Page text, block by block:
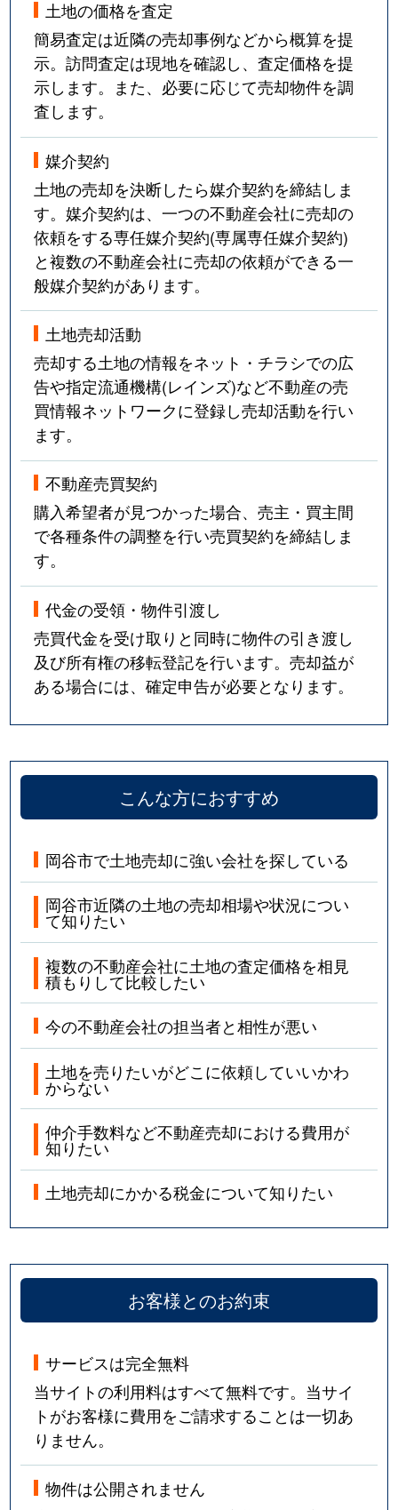
土地の価格を査定
簡易査定は近隣の売却事例などから概算を提
示。訪問査定は現地を確認し、査定価格を提
示します。また、必要に応じて売却物件を調
査します。
媒介契約
土地の売却を決断したら媒介契約を締結しま
す。媒介契約は、一つの不動産会社に売却の
依頼をする専任媒介契約(専属専任媒介契約)
と複数の不動産会社に売却の依頼ができる一
般媒介契約があります。
土地売却活動
売却する土地の情報をネット・チラシでの広
告や指定流通機構(レインズ)など不動産の売
買情報ネットワークに登録し売却活動を行い
ます。
不動産売買契約
購入希望者が見つかった場合、売主・買主間
で各種条件の調整を行い売買契約を締結しま
す。
代金の受領・物件引渡し
売買代金を受け取りと同時に物件の引き渡し
及び所有権の移転登記を行います。売却益が
ある場合には、確定申告が必要となります。
こんな方におすすめ
岡谷市で土地売却に強い会社を探している
岡谷市近隣の土地の売却相場や状況につい
て知りたい
複数の不動産会社に土地の査定価格を相見
積もりして比較したい
今の不動産会社の担当者と相性が悪い
土地を売りたいがどこに依頼していいかわ
からない
仲介手数料など不動産売却における費用が
知りたい
土地売却にかかる税金について知りたい
お客様とのお約束
サービスは完全無料
当サイトの利用料はすべて無料です。当サイ
トがお客様に費用をご請求することは一切あ
りません。
物件は公開されません